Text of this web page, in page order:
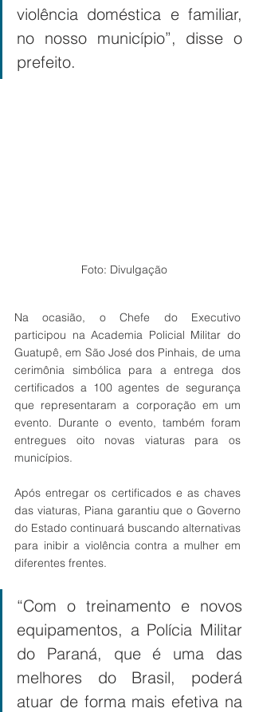
violência doméstica e familiar,
no nosso município”, disse o
prefeito.
Foto: Divulgação
Na ocasião, o Chefe do Executivo
participou na Academia Policial Militar do
Guatupê, em São José dos Pinhais, de uma
cerimônia simbólica para a entrega dos
certificados a 100 agentes de segurança
que representaram a corporação em um
evento. Durante o evento, também foram
entregues oito novas viaturas para os
municípios.
Após entregar os certificados e as chaves
das viaturas, Piana garantiu que o Governo
do Estado continuará buscando alternativas
para inibir a violência contra a mulher em
diferentes frentes.
“Com o treinamento e novos
equipamentos, a Polícia Militar
do Paraná, que é uma das
melhores do Brasil, poderá
atuar de forma mais efetiva na